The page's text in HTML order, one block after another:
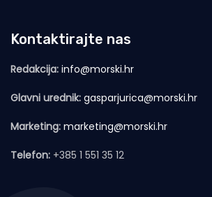
Kontaktirajte nas
Redakcija: info@morski.hr
Glavni urednik: gasparjurica@morski.hr
Marketing: marketing@morski.hr
Telefon: +385 1 551 35 12